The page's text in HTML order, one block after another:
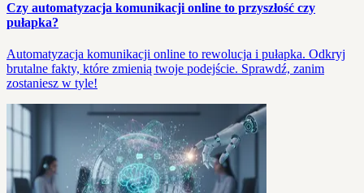
Czy automatyzacja komunikacji online to przyszłość czy
pułapka?
Automatyzacja komunikacji online to rewolucja i pułapka. Odkryj
brutalne fakty, które zmienią twoje podejście. Sprawdź, zanim
zostaniesz w tyle!